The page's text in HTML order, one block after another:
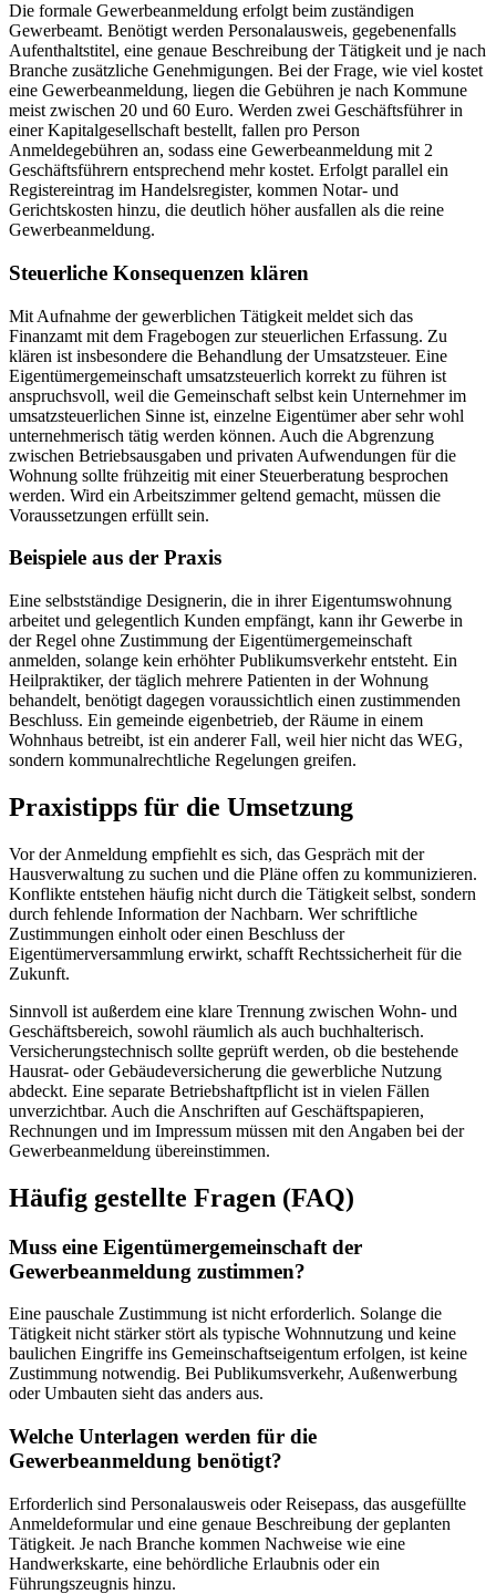
Die formale Gewerbeanmeldung erfolgt beim zuständigen
Gewerbeamt. Benötigt werden Personalausweis, gegebenenfalls
Aufenthaltstitel, eine genaue Beschreibung der Tätigkeit und je nach
Branche zusätzliche Genehmigungen. Bei der Frage, wie viel kostet
eine Gewerbeanmeldung, liegen die Gebühren je nach Kommune
meist zwischen 20 und 60 Euro. Werden zwei Geschäftsführer in
einer Kapitalgesellschaft bestellt, fallen pro Person
Anmeldegebühren an, sodass eine Gewerbeanmeldung mit 2
Geschäftsführern entsprechend mehr kostet. Erfolgt parallel ein
Registereintrag im Handelsregister, kommen Notar- und
Gerichtskosten hinzu, die deutlich höher ausfallen als die reine
Gewerbeanmeldung.
Steuerliche Konsequenzen klären
Mit Aufnahme der gewerblichen Tätigkeit meldet sich das
Finanzamt mit dem Fragebogen zur steuerlichen Erfassung. Zu
klären ist insbesondere die Behandlung der Umsatzsteuer. Eine
Eigentümergemeinschaft umsatzsteuerlich korrekt zu führen ist
anspruchsvoll, weil die Gemeinschaft selbst kein Unternehmer im
umsatzsteuerlichen Sinne ist, einzelne Eigentümer aber sehr wohl
unternehmerisch tätig werden können. Auch die Abgrenzung
zwischen Betriebsausgaben und privaten Aufwendungen für die
Wohnung sollte frühzeitig mit einer Steuerberatung besprochen
werden. Wird ein Arbeitszimmer geltend gemacht, müssen die
Voraussetzungen erfüllt sein.
Beispiele aus der Praxis
Eine selbstständige Designerin, die in ihrer Eigentumswohnung
arbeitet und gelegentlich Kunden empfängt, kann ihr Gewerbe in
der Regel ohne Zustimmung der Eigentümergemeinschaft
anmelden, solange kein erhöhter Publikumsverkehr entsteht. Ein
Heilpraktiker, der täglich mehrere Patienten in der Wohnung
behandelt, benötigt dagegen voraussichtlich einen zustimmenden
Beschluss. Ein gemeinde eigenbetrieb, der Räume in einem
Wohnhaus betreibt, ist ein anderer Fall, weil hier nicht das WEG,
sondern kommunalrechtliche Regelungen greifen.
Praxistipps für die Umsetzung
Vor der Anmeldung empfiehlt es sich, das Gespräch mit der
Hausverwaltung zu suchen und die Pläne offen zu kommunizieren.
Konflikte entstehen häufig nicht durch die Tätigkeit selbst, sondern
durch fehlende Information der Nachbarn. Wer schriftliche
Zustimmungen einholt oder einen Beschluss der
Eigentümerversammlung erwirkt, schafft Rechtssicherheit für die
Zukunft.
Sinnvoll ist außerdem eine klare Trennung zwischen Wohn- und
Geschäftsbereich, sowohl räumlich als auch buchhalterisch.
Versicherungstechnisch sollte geprüft werden, ob die bestehende
Hausrat- oder Gebäudeversicherung die gewerbliche Nutzung
abdeckt. Eine separate Betriebshaftpflicht ist in vielen Fällen
unverzichtbar. Auch die Anschriften auf Geschäftspapieren,
Rechnungen und im Impressum müssen mit den Angaben bei der
Gewerbeanmeldung übereinstimmen.
Häufig gestellte Fragen (FAQ)
Muss eine Eigentümergemeinschaft der
Gewerbeanmeldung zustimmen?
Eine pauschale Zustimmung ist nicht erforderlich. Solange die
Tätigkeit nicht stärker stört als typische Wohnnutzung und keine
baulichen Eingriffe ins Gemeinschaftseigentum erfolgen, ist keine
Zustimmung notwendig. Bei Publikumsverkehr, Außenwerbung
oder Umbauten sieht das anders aus.
Welche Unterlagen werden für die
Gewerbeanmeldung benötigt?
Erforderlich sind Personalausweis oder Reisepass, das ausgefüllte
Anmeldeformular und eine genaue Beschreibung der geplanten
Tätigkeit. Je nach Branche kommen Nachweise wie eine
Handwerkskarte, eine behördliche Erlaubnis oder ein
Führungszeugnis hinzu.